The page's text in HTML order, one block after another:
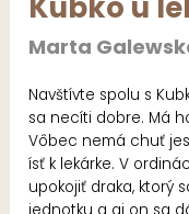
Marta
Navštívte spolu s
sa necíti dobre. Má
Vôbec nemá chuť
ísť k lekárke. V
upokojiť draka, ktorý
jednotku a aj on sa